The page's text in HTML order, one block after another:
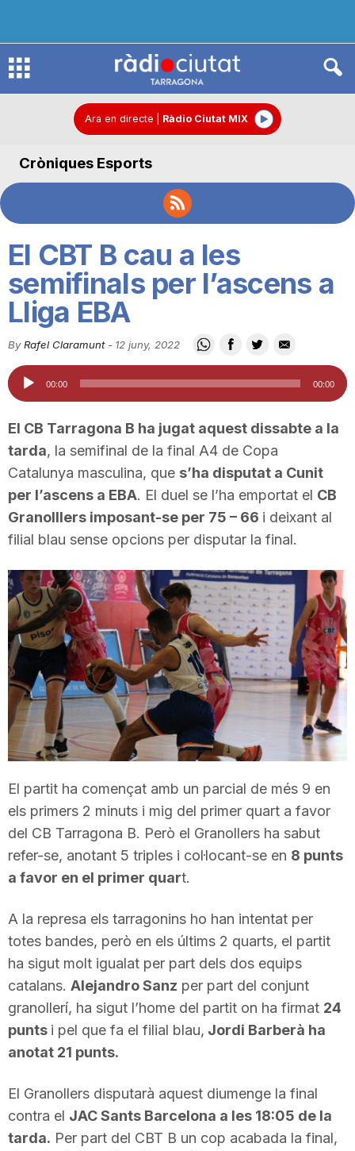
R
d
C
u
t
a
t
d
e
r
g
o
a
Ara en directe Ràdio Ciutat MIX
Cròniques Esports
El CBT B cau a les
semifinals per l’ascens a
Lliga EBA
By Rafel Claramunt- 12 juny, 2022
Reproductor
d'àudio
00:00 00:00
El CB Tarragona B ha jugat aquest dissabte a la
tarda, la semifinal de la final A4 de Copa
Catalunya masculina, que s’ha disputat a Cunit
per l’ascens a EBA. El duel se l’ha emportat el CB
Granolllers imposant-se per 75 – 66 i deixant al
filial blau sense opcions per disputar la final.
El partit ha començat amb un parcial de més 9 en
els primers 2 minuts i mig del primer quart a favor
del CB Tarragona B. Però el Granollers ha sabut
refer-se, anotant 5 triples i col·locant-se en 8 punts
a favor en el primer quart.
A la represa els tarragonins ho han intentat per
totes bandes, però en els últims 2 quarts, el partit
ha sigut molt igualat per part dels dos equips
catalans. Alejandro Sanz per part del conjunt
granollerí, ha sigut l’home del partit on ha firmat 24
punts i pel que fa el filial blau, Jordi Barberà ha
anotat 21 punts.
El Granollers disputarà aquest diumenge la final
contra el JAC Sants Barcelona a les 18:05 de la
tarda. Per part del CBT B un cop acabada la final,